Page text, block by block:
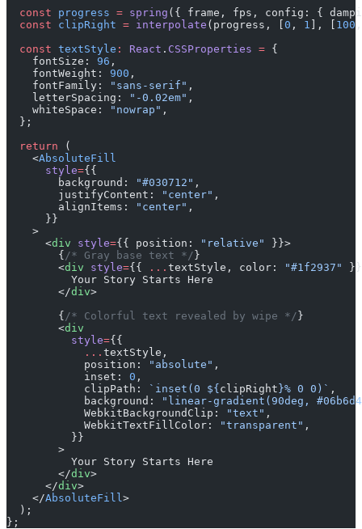
  const
progress = spring ({ frame, fps, config: {
  const
clipRight = interpolate (progress, [ 0 , 1 ], [ 100
  const
textStyle : React . CSSProperties = {
    fontSize:
96 ,
    fontWeight:
900 ,
    fontFamily:
"sans-serif" ,
    letterSpacing:
"-0.02em" ,
    whiteSpace:
"nowrap" ,
  };
  return
(
    <
AbsoluteFill
      style
={{
        background:
"#030712" ,
        justifyContent:
"center" ,
        alignItems:
"center" ,
      }}
    >
      <
div style={{ position: "relative"
}}>
        {
/* Gray base text */ }
        <
div style={{ ... textStyle, color: "#1f2937"
          Your Story Starts Here
        </
div>
        {
/* Colorful text revealed by wipe */ }
        <
div
          style
={{
            ...
textStyle,
            position:
"absolute" ,
            inset:
0 ,
            clipPath:
`inset(0 ${ clipRight }% 0 0)` ,
            background:
"linear-gradient(90deg,
            WebkitBackgroundClip:
"text" ,
            WebkitTextFillColor:
"transparent" ,
          }}
        >
          Your Story Starts Here
        </
div>
      </
div>
    </
AbsoluteFill >
  );
};